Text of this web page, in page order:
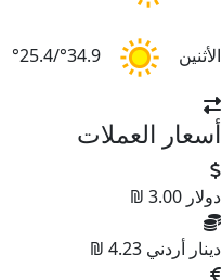
الأثنين 34.9°/25.4°
أسعار العملات
دولار 3.00 ₪
دينار أردني 4.23 ₪